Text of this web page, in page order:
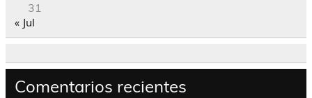
31
« Jul
Comentarios recientes